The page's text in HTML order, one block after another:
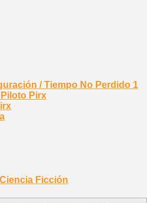
/ Tiempo No Perdido 1
Pirx
Ficción